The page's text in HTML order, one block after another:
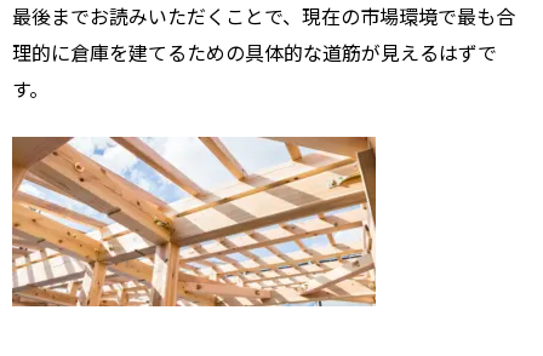
最後までお読みいただくことで、現在の市場環境で最も合
理的に倉庫を建てるための具体的な道筋が見えるはずで
す。